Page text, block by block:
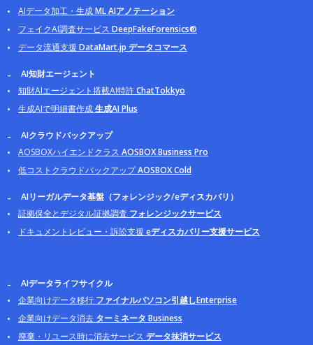
AIデータ加工・生成ML AIアノテーション
フェイクAI調査サービス DeepFakeForensics®
データ流通支援 DataMart.jp データコマース
AI知財エージェント
知財AIエージェント搭載AI特許ChatTokkyo
生成AIで明細書作成生成AI Plus
AIクラウドバックアップ
AOSBOXハイエンドクラス AOSBOX Business Pro
低コストクラウドバックアップAOSBOX Cold
AIリーガルデータ基盤（フォレンジック/eディスカバリ）
証拠保全とデジタル証拠調査 フォレンジックサービス
ドキュメントレビュー・訴訟支援 eディスカバリー支援サービス
AIデータライフサイクル
企業向けデータ移行 ファイナルパソコン引越しEnterprise
企業向けデータ消去 ターミネータ Business
廃棄・リユース時に消去サービス データ抹消サービス